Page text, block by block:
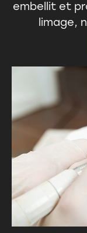
embellit et
limage,